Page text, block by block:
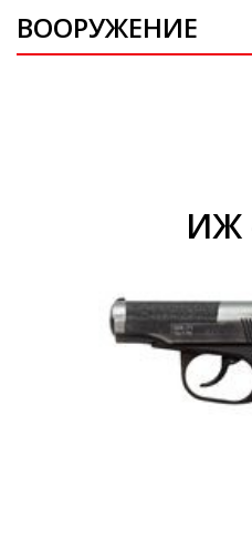
ВООРУЖЕНИЕ
ИЖ